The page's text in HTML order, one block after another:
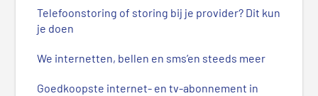
Telefoonstoring of storing bij je provider? Dit kun
je doen
We internetten, bellen en sms’en steeds meer
Goedkoopste internet- en tv-abonnement in